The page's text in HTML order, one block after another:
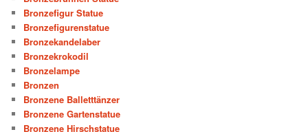
Bronzefigur Statue
Bronzefigurenstatue
Bronzekandelaber
Bronzekrokodil
Bronzelampe
Bronzen
Bronzene Balletttänzer
Bronzene Gartenstatue
Bronzene Hirschstatue